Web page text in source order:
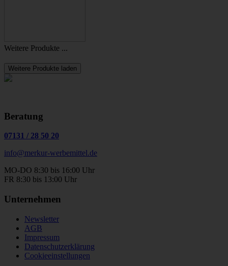
Weitere Produkte ...
Weitere Produkte laden
Beratung
07131 / 28 50 20
info@merkur-werbemittel.de
MO-DO 8:30 bis 16:00 Uhr
FR 8:30 bis 13:00 Uhr
Unternehmen
Newsletter
AGB
Impressum
Datenschutzerklärung
Cookieeinstellungen